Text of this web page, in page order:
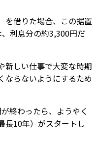
を借りた場合、この据置
利息分の約3,300円だ
新しい仕事で大変な時期
ならないようにするため
終わったら、ようやく
長10年）がスタートし